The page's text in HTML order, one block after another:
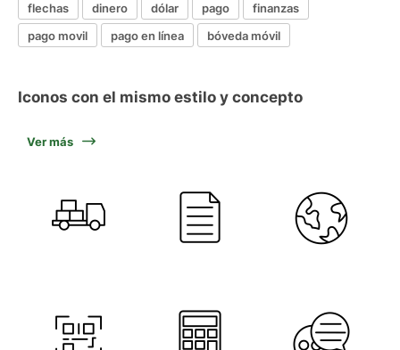
flechas dinero dólar pago
finanzas
pago movil
pago en línea bóveda móvil
Iconos con el mismo estilo y concepto
Ver más